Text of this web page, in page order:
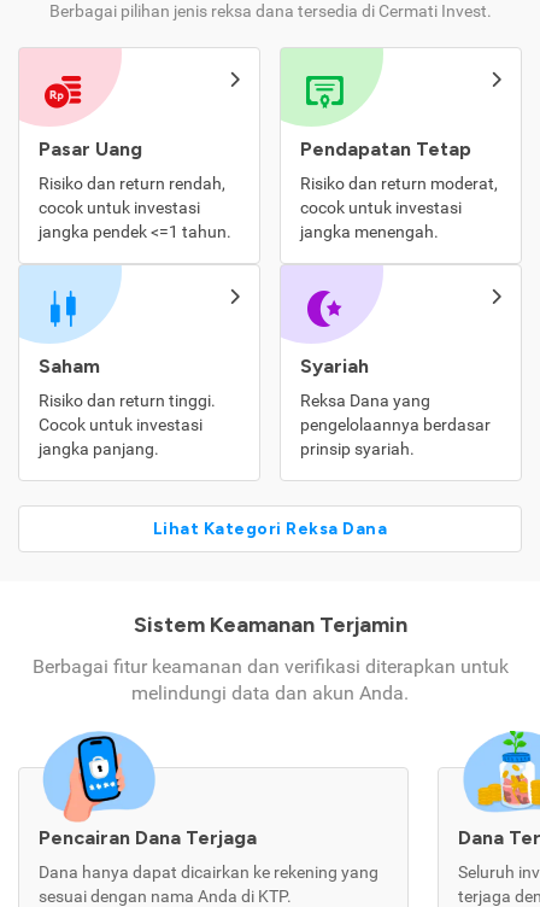
Berbagai pilihan jenis reksa dana tersedia di Cermati Invest.
Pasar Uang
Risiko dan return rendah,
cocok untuk investasi
jangka pendek <=1 tahun.
Pendapatan Tetap
Risiko dan return moderat,
cocok untuk investasi
jangka menengah.
Saham
Risiko dan return tinggi.
Cocok untuk investasi
jangka panjang.
Syariah
Reksa Dana yang
pengelolaannya berdasar
prinsip syariah.
Lihat Kategori Reksa Dana
Sistem Keamanan Terjamin
Berbagai fitur keamanan dan verifikasi diterapkan untuk
melindungi data dan akun Anda.
Pencairan Dana Terjaga
Dana hanya dapat dicairkan ke rekening yang
sesuai dengan nama Anda di KTP.
Dana
Seluruh
terjaga